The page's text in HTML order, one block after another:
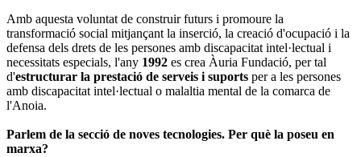
Amb aquesta voluntat de construir futurs i promoure la
transformació social mitjançant la inserció, la creació d'ocupació i la
defensa dels drets de les persones amb discapacitat intel·lectual i
necessitats especials, l'any 1992 es crea Àuria Fundació, per tal
d'estructurar la prestació de serveis i suports per a les persones
amb discapacitat intel·lectual o malaltia mental de la comarca de
l'Anoia.
Parlem de la secció de noves tecnologies. Per què la poseu en
marxa?